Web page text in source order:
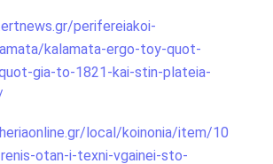
perifereiakoi-
kalamata-ergo-toy-quot-
gia-to-1821-kai-stin-plateia-
local/koinonia/item/10
otan-i-texni-vgainei-sto-